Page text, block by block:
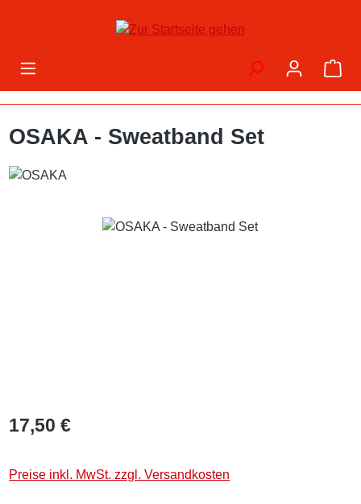
Zum Hauptinhalt springen
OSAKA - Sweatband Set
Bildergalerie überspringen
17,50 €
Preise inkl. MwSt. zzgl. Versandkosten